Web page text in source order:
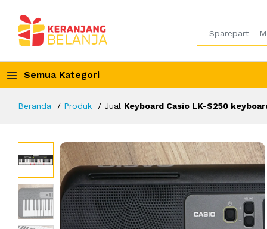
Semua Kategori
Beranda Produk Jual Keyboard Casio LK-S250